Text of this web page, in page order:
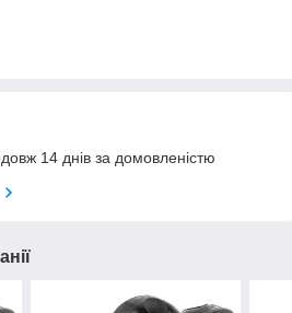
14 днів за домовленістю